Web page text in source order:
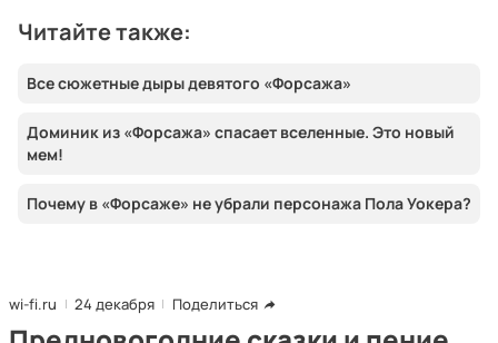
Читайте также:
Все сюжетные дыры девятого «Форсажа»
Доминик из «Форсажа» спасает вселенные. Это новый
мем!
Почему в «Форсаже» не убрали персонажа Пола Уокера?
wi-fi.ru 24 декабря Поделиться